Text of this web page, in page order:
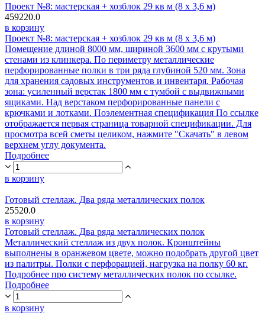
Проект №8: мастерская + хозблок 29 кв м (8 х 3,6 м)
459220.0
в корзину
Проект №8: мастерская + хозблок 29 кв м (8 х 3,6 м)
Помещение длиной 8000 мм, шириной 3600 мм с крутыми
стенами из клинкера. По периметру металлические
перфорированные полки в три ряда глубиной 520 мм. Зона
для хранения садовых инструментов и инвентаря. Рабочая
зона: усиленный верстак 1800 мм с тумбой с выдвижными
ящиками. Над верстаком перфорированные панели с
крючками и лотками. Поэлементная спецификация По ссылке
отображается первая страница товарной спецификации. Для
просмотра всей сметы целиком, нажмите "Скачать" в левом
верхнем углу документа.
Подробнее
в корзину
Готовый стеллаж. Два ряда металлических полок
25520.0
в корзину
Готовый стеллаж. Два ряда металлических полок
Металлический стеллаж из двух полок. Кронштейны
выполнены в оранжевом цвете, можно подобрать другой цвет
из палитры. Полки с перфорацией, нагрузка на полку 60 кг.
Подробнее про систему металлических полок по ссылке.
Подробнее
в корзину